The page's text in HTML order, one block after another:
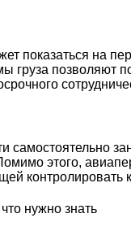
показаться на
позволяют
этого,
контролировать